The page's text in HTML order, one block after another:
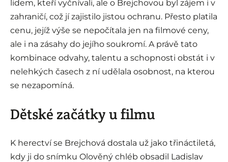
lidem, kteří vyčnívali, ale o Brejchovou byl zájem i v
zahraničí, což jí zajistilo jistou ochranu. Přesto platila
cenu, jejíž výše se nepočítala jen na filmové ceny,
ale i na zásahy do jejího soukromí. A právě tato
kombinace odvahy, talentu a schopnosti obstát i v
nelehkých časech z ní udělala osobnost, na kterou
se nezapomíná.
Dětské začátky u filmu
K herectví se Brejchová dostala už jako třináctiletá,
kdy ji do snímku Olověný chléb obsadil Ladislav